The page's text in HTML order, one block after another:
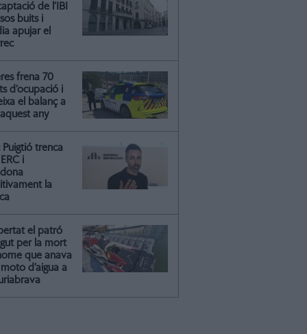
de l’IBI
buits i
apujar el
frena 70
d’ocupació i
el balanç a
any
Puigtió trenca
i
la
el patró
per la mort
que anava
d’aigua a